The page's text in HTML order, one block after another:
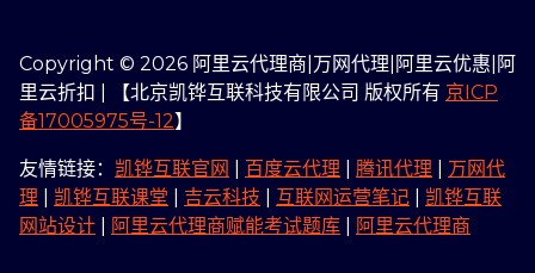
Copyright © 2026 阿里云代理商|万网代理|阿里云优惠|阿
里云折扣 | 【北京凯铧互联科技有限公司 版权所有 京ICP
备17005975号-12】
友情链接： 凯铧互联官网 百度云代理 腾讯代理
万网代
理
凯铧互联课堂 吉云科技 互联网运营笔记
凯铧互联
网站设计
阿里云代理商赋能考试题库 阿里云代理商